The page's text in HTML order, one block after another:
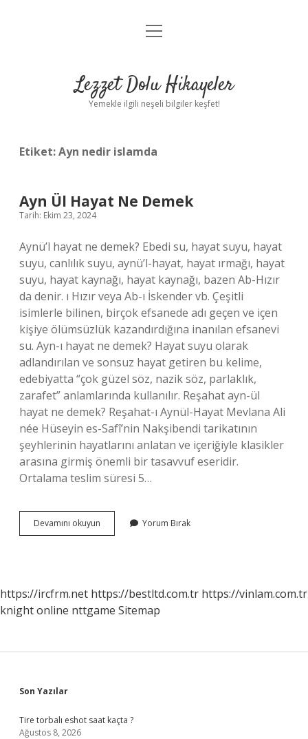
Anasayfa
Yasal Uyarı
menüyü
Lezzet Dolu Hikayeler
Yemekle ilgili neşeli bilgiler keşfet!
Etiket:Ayn nedir islamda
Ayn Ül Hayat Ne Demek
Tarih: Ekim 23, 2024
Aynü’l hayat ne demek? Ebedi su, hayat suyu, hayat
suyu, canlılık suyu, aynü’l-hayat, hayat ırmağı, hayat
suyu, hayat kaynağı, hayat kaynağı, bazen Ab-Hızır
da denir. ı Hızır veya Ab-ı İskender vb. Çeşitli
isimlerle bilinen, birçok efsanede adı geçen ve içen
kişiye ölümsüzlük kazandırdığına inanılan efsanevi
su. Ayn-ı hayat ne demek? Hayat suyu olarak
adlandırılan ve sonsuz hayat getiren bu kelime,
edebiyatta “çok güzel söz, nazik söz, parlaklık,
zarafet” anlamlarında kullanılır. Reşahat ayn-ül
hayat ne demek? Reşahat-ı Aynül-Hayat Mevlana Ali
née Hüseyin es-Safî’nin Nakşibendi tarikatının
şeyhlerinin hayatlarını anlatan ve içeriğiyle klasikler
arasına girmiş önemli bir tasavvuf eseridir.
Ortalama teslim süresi 5…
Devamını okuyun
Ül
Yorum Bırak
https://ircfrm.net https://bestltd.com.tr https://vinlam.com.tr
knight online nttgame Sitemap
Sidebar
Son Yazılar
Tire torbalı eshot saat kaçta ?
Ağustos 8, 2026